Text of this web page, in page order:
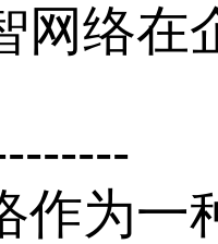
网络在
作为一